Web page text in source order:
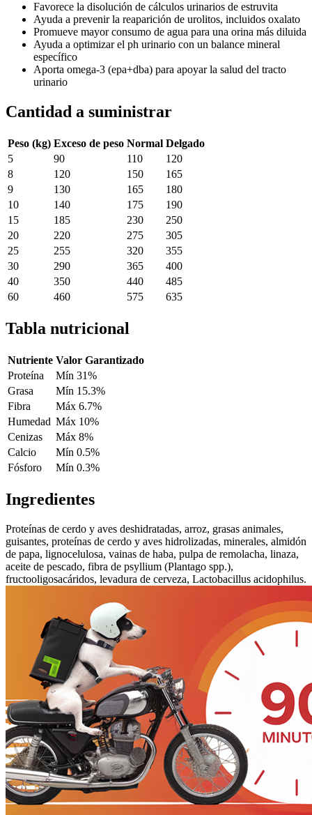
Favorece la disolución de cálculos urinarios de estruvita
Ayuda a prevenir la reaparición de urolitos, incluidos oxalato
Promueve mayor consumo de agua para una orina más diluida
Ayuda a optimizar el ph urinario con un balance mineral
específico
Aporta omega-3 (epa+dba) para apoyar la salud del tracto
urinario
Cantidad a suministrar
Peso (kg) Exceso de peso Normal Delgado
5
90 110
120
8
120 150
165
9
130 165
180
10
140 175
190
15
185 230
250
20
220 275
305
25
255 320
355
30
290 365
400
40
350 440
485
60
460 575 635
Tabla nutricional
Nutriente Valor Garantizado
Proteína
Mín 31%
Grasa
Mín 15.3%
Fibra
Máx 6.7%
Humedad Máx 10%
Cenizas
Máx 8%
Calcio
Mín 0.5%
Fósforo
Mín 0.3%
Ingredientes
Proteínas de cerdo y aves deshidratadas, arroz, grasas animales,
guisantes, proteínas de cerdo y aves hidrolizadas, minerales, almidón
de papa, lignocelulosa, vainas de haba, pulpa de remolacha, linaza,
aceite de pescado, fibra de psyllium (Plantago spp.),
fructooligosacáridos, levadura de cerveza, Lactobacillus acidophilus.